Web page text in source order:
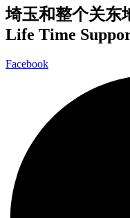
埼玉和整个关东
Life Time
Facebook